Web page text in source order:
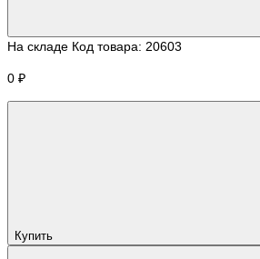
На складе Код товара: 20603
0 ₽
Купить